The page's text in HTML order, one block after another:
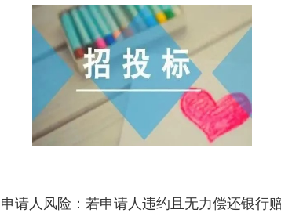
申请人风险：若申请人违约且无力偿还银行